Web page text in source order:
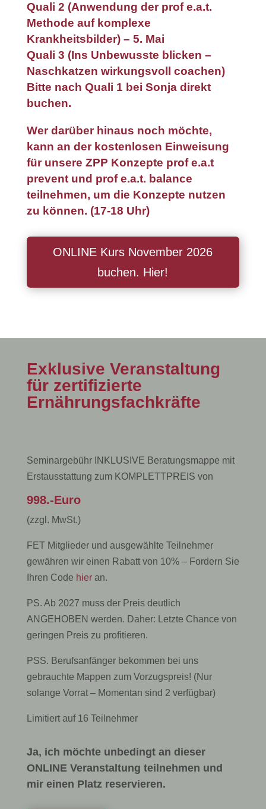
Quali 2 (Anwendung der prof e.a.t.
Methode auf komplexe
Krankheitsbilder) – 5. Mai
Quali 3 (Ins Unbewusste blicken –
Naschkatzen wirkungsvoll coachen)
Bitte nach Quali 1 bei Sonja direkt
buchen.
Wer darüber hinaus noch möchte,
kann an der kostenlosen Einweisung
für unsere ZPP Konzepte prof e.a.t
prevent und prof e.a.t. balance
teilnehmen, um die Konzepte nutzen
zu können. (17-18 Uhr)
ONLINE Kurs November 2026
buchen. Hier!
Exklusive Veranstaltung
für zertifizierte
Ernährungsfachkräfte
Seminargebühr INKLUSIVE Beratungsmappe mit
Erstausstattung zum KOMPLETTPREIS von
998.-Euro
(zzgl. MwSt.)
FET Mitglieder und ausgewählte Teilnehmer
gewähren wir einen Rabatt von 10% – Fordern Sie
Ihren Code hieran.
PS. Ab 2027 muss der Preis deutlich
ANGEHOBEN werden. Daher: Letzte Chance von
geringen Preis zu profitieren.
PSS. Berufsanfänger bekommen bei uns
gebrauchte Mappen zum Vorzugspreis! (Nur
solange Vorrat – Momentan sind 2 verfügbar)
Limitiert auf 16 Teilnehmer
Ja, ich möchte unbedingt an dieser
ONLINE Veranstaltung teilnehmen und
mir einen Platz reservieren.